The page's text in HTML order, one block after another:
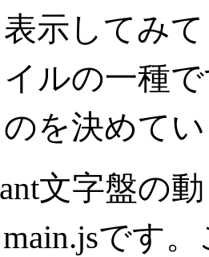
表示してみ
ルの一種
を決めて
文字盤の
です